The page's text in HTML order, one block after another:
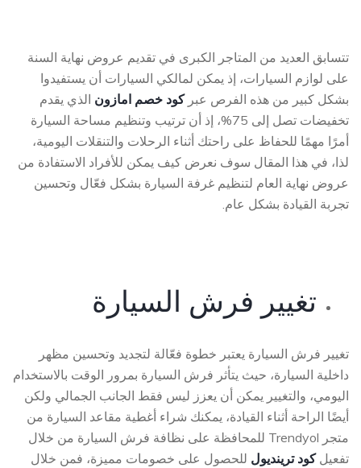
تتسابق العديد من المتاجر الكبرى في تقديم عروض نهاية السنة
على لوازم السيارات، إذ يمكن لمالكي السيارات أن يستفيدوا
بشكل كبير من هذه الفرص عبركود خصم امازون الذي يقدم
تخفيضات تصل إلى 75%، إذ أن ترتيب وتنظيم مساحة السيارة
أمرًا مهمًا للحفاظ على راحتك أثناء الرحلات والتنقلات اليومية،
لذا، في هذا المقال سوف نعرض كيف يمكن للأفراد الاستفادة من
عروض نهاية العام لتنظيم غرفة السيارة بشكل فعّال وتحسين
تجربة القيادة بشكل عام.
تغيير فرش السيارة
تغيير فرش السيارة يعتبر خطوة فعّالة لتجديد وتحسين مظهر
داخلية السيارة، حيث يتأثر فرش السيارة بمرور الوقت بالاستخدام
اليومي، والتغيير يمكن أن يعزز ليس فقط الجانب الجمالي ولكن
أيضًا الراحة أثناء القيادة، يمكنك شراء أغطية مقاعد السيارة من
متجر Trendyol للمحافظة على نظافة فرش السيارة من خلال
تفعيلكود ترينديول للحصول على خصومات مميزة، فمن خلال